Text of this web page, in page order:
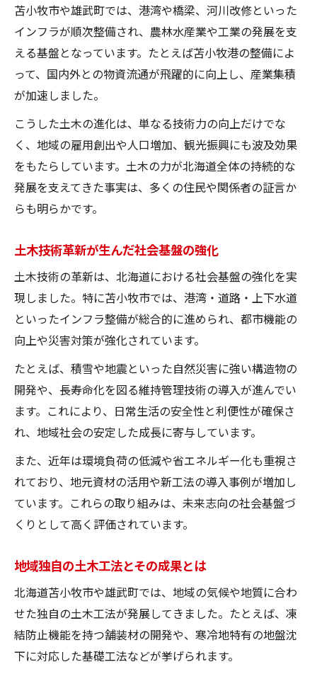
苫小牧市や雄武町では、港湾や橋梁、河川改修といった
インフラが順次整備され、農林水産業や工業の発展を支
える基盤となっています。たとえば苫小牧港の整備によ
って、国内外との物資流通が飛躍的に向上し、産業集積
が加速しました。
こうした土木の進化は、単なる技術力の向上だけでな
く、地域の雇用創出や人口増加、観光振興にも波及効果
をもたらしています。土木の力が北海道全体の持続的な
発展を支えてきた事実は、多くの住民や関係者の証言か
らも明らかです。
土木技術革新が生んだ社会基盤の強化
土木技術の革新は、北海道における社会基盤の強化を実
現しました。特に苫小牧市では、港湾・道路・上下水道
といったインフラ整備が総合的に進められ、都市機能の
向上や災害対策が強化されています。
たとえば、積雪や地震といった自然災害に強い構造物の
開発や、長寿命化を図る維持管理技術の導入が進んでい
ます。これにより、日常生活の安全性と利便性が確保さ
れ、地域社会の安定した成長に寄与しています。
また、近年は環境負荷の低減や省エネルギー化も重視さ
れており、地元資材の活用や新工法の導入事例が増加し
ています。これらの取り組みは、未来志向の社会基盤づ
くりとして高く評価されています。
地域独自の土木工法とその成果とは
北海道苫小牧市や雄武町では、地域の気候や地質に合わ
せた独自の土木工法が発展してきました。たとえば、凍
結防止機能を持つ舗装材の開発や、寒冷地特有の地盤沈
下に対応した基礎工法などが挙げられます。